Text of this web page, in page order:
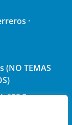
·
TEMAS
SEDE